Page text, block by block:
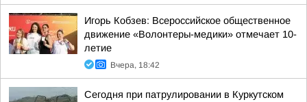
Игорь Кобзев: Всероссийское общественное
движение «Волонтеры-медики» отмечает 10-
летие
Вчера, 18:42
Сегодня при патрулировании в Куркутском